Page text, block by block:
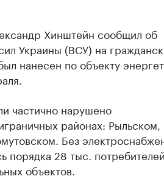
Хинштейн сообщил об
Украины (ВСУ) на
нанесен по объекту
частично нарушено
районах: Рыльском,
Без
порядка 28 тыс.
объектов.